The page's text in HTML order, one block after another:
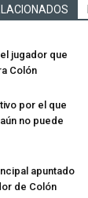
jugador que
Colón
por el que
no puede
apuntado
de Colón